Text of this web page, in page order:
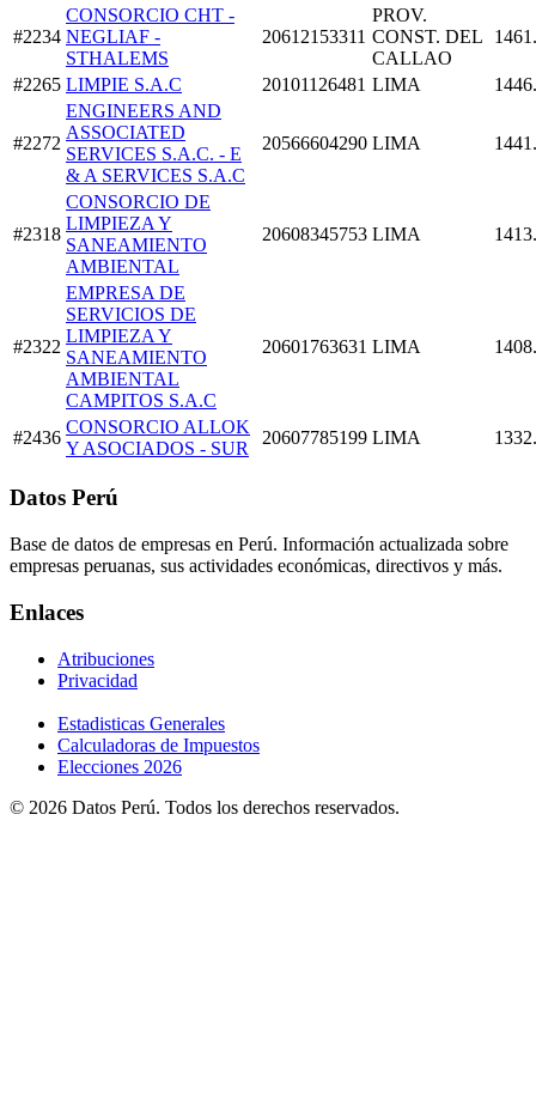
#2234
CONSORCIO CHT -
NEGLIAF -
STHALEMS
20612153311
PROV.
CONST. DEL
CALLAO
#2265 LIMPIE S.A.C 20101126481 LIMA
#2272
ENGINEERS AND
ASSOCIATED
SERVICES S.A.C. - E
& A SERVICES S.A.C
20566604290 LIMA
#2318
CONSORCIO DE
LIMPIEZA Y
SANEAMIENTO
AMBIENTAL
20608345753 LIMA
#2322
EMPRESA DE
SERVICIOS DE
LIMPIEZA Y
SANEAMIENTO
AMBIENTAL
CAMPITOS S.A.C
20601763631 LIMA
#2436
CONSORCIO ALLOK
Y ASOCIADOS - SUR
20607785199 LIMA
Datos Perú
Base de datos de empresas en Perú. Información actualizada sobre
empresas peruanas, sus actividades económicas, directivos y más.
Enlaces
Atribuciones
Privacidad
Estadisticas Generales
Calculadoras de Impuestos
Elecciones 2026
© 2026 Datos Perú. Todos los derechos reservados.